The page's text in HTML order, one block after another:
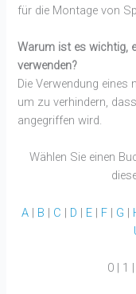
für die Montage von
Warum ist es wichtig,
verwenden?
Die Verwendung eines
um zu verhindern,
angegriffen wird.
Wählen Sie einen
A | B | C | D | E | F | G |
0 | 1 |